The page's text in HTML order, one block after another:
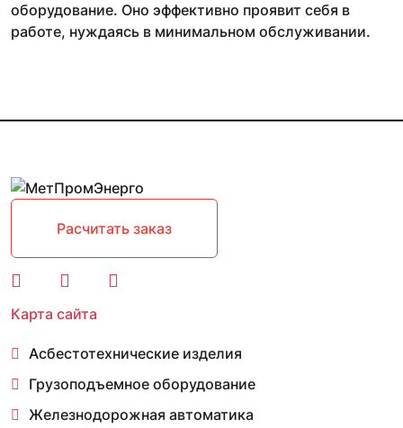
оборудование. Оно эффективно проявит себя в
работе, нуждаясь в минимальном обслуживании.
Расчитать заказ
Карта сайта
Асбестотехнические изделия
Грузоподъемное оборудование
Железнодорожная автоматика